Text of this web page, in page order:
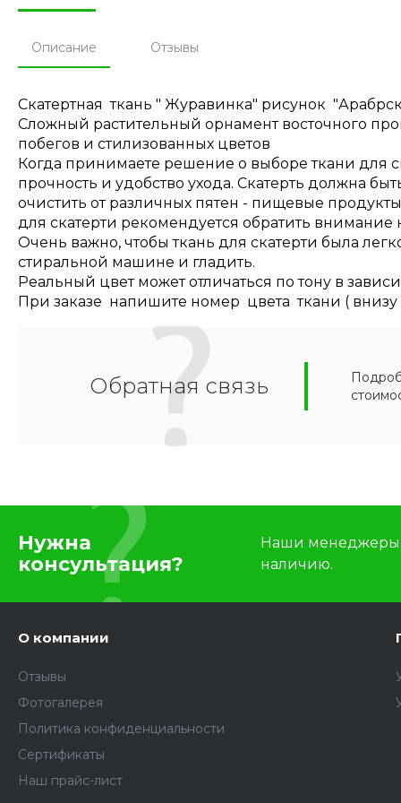
Описание Отзывы
Скатертная ткань " Журавинка" рисунок
Сложный растительный орнамент восточного
побегов и стилизованных цветов
Когда принимаете решение о выборе ткани для
прочность и удобство ухода. Скатерть должна
очистить от различных пятен - пищевые
для скатерти рекомендуется обратить внимание
Очень важно, чтобы ткань для скатерти была
стиральной машине и гладить.
Реальный цвет может отличаться по тону в
При заказе напишите номер цвета ткани (
Обратная связь
Нужна
консультация?
Наши менеджеры
наличию.
О компании
Отзывы
Фотогалерея
Политика конфиденциальности
Сертификаты
Наш прайс-лист